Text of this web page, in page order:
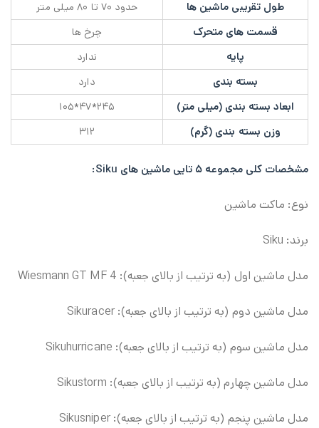
طول تقریبی ماشین ها حدود ۷۰ تا ۸۰ میلی متر
قسمت های متحرک چرخ ها
پایه ندارد
بسته بندی دارد
ابعاد بسته بندی (میلی متر) ۲۴۵*۴۷*۱۰۵
وزن بسته بندی (گرم) ۳۱۲
مشخصات کلی مجموعه ۵ تایی ماشین های Siku :
نوع: ماکت ماشین
برند: Siku
مدل ماشین اول (به ترتیب از بالای جعبه): Wiesmann GT MF 4
مدل ماشین دوم (به ترتیب از بالای جعبه): Sikuracer
مدل ماشین سوم (به ترتیب از بالای جعبه): Sikuhurricane
مدل ماشین چهارم (به ترتیب از بالای جعبه): Sikustorm
مدل ماشین پنجم (به ترتیب از بالای جعبه): Sikusniper